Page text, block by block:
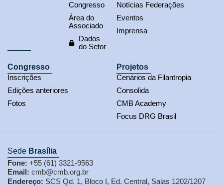
Congresso
Área do
Associado
Dados
do Setor
Notícias Federações
Eventos
Imprensa
Congresso
Inscrições
Edições anteriores
Fotos
Projetos
Cenários da Filantropia
Consolida
CMB Academy
Focus DRG Brasil
Sede Brasília
Fone: +55 (61) 3321-9563
Email: cmb@cmb.org.br
Endereço: SCS Qd. 1, Bloco I, Ed. Central, Salas 1202/1207